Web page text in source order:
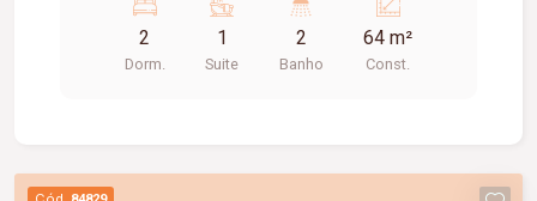
bem iluminada, sacada com churrasqueira,
cozinha com armários planejados e cooktop, área
de serviço com armário e 01 banheiro social com
capacidade para 02 carros. Um imóvel
2
Dorm.
1
Suite
2
Banho
64 m²
Const.